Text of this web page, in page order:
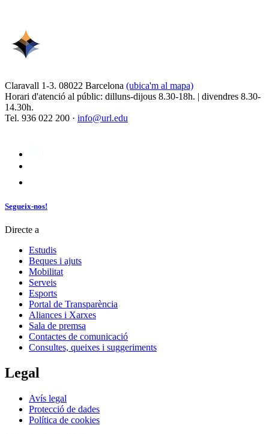
Claravall 1-3. 08022 Barcelona (ubica'm al mapa)
Horari d'atenció al públic: dilluns-dijous 8.30-18h. | divendres 8.30-
14.30h.
Tel. 936 022 200 · info@url.edu
Segueix-nos!
Directe a
Estudis
Beques i ajuts
Mobilitat
Serveis
Esports
Portal de Transparència
Aliances i Xarxes
Sala de premsa
Contactes de comunicació
Consultes, queixes i suggeriments
Legal
Avís legal
Protecció de dades
Política de cookies